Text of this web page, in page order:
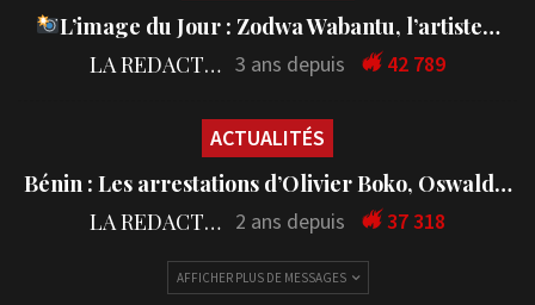
L’image du Jour : Zodwa Wabantu, l’artiste…
LA REDACTION 3 ans depuis 42 789
ACTUALITÉS
Bénin : Les arrestations d’Olivier Boko, Oswald…
LA REDACTION 2 ans depuis 37 318
AFFICHER PLUS DE MESSAGES